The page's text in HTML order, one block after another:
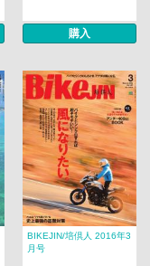
購入
BIKEJIN/培倶人 2016年3
月号